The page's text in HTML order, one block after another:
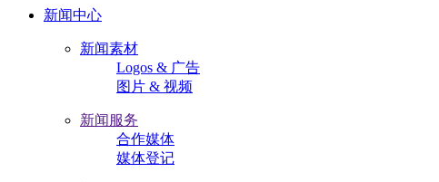
新闻中心
新闻素材
Logos & 广告
图片 & 视频
新闻服务
合作媒体
媒体登记